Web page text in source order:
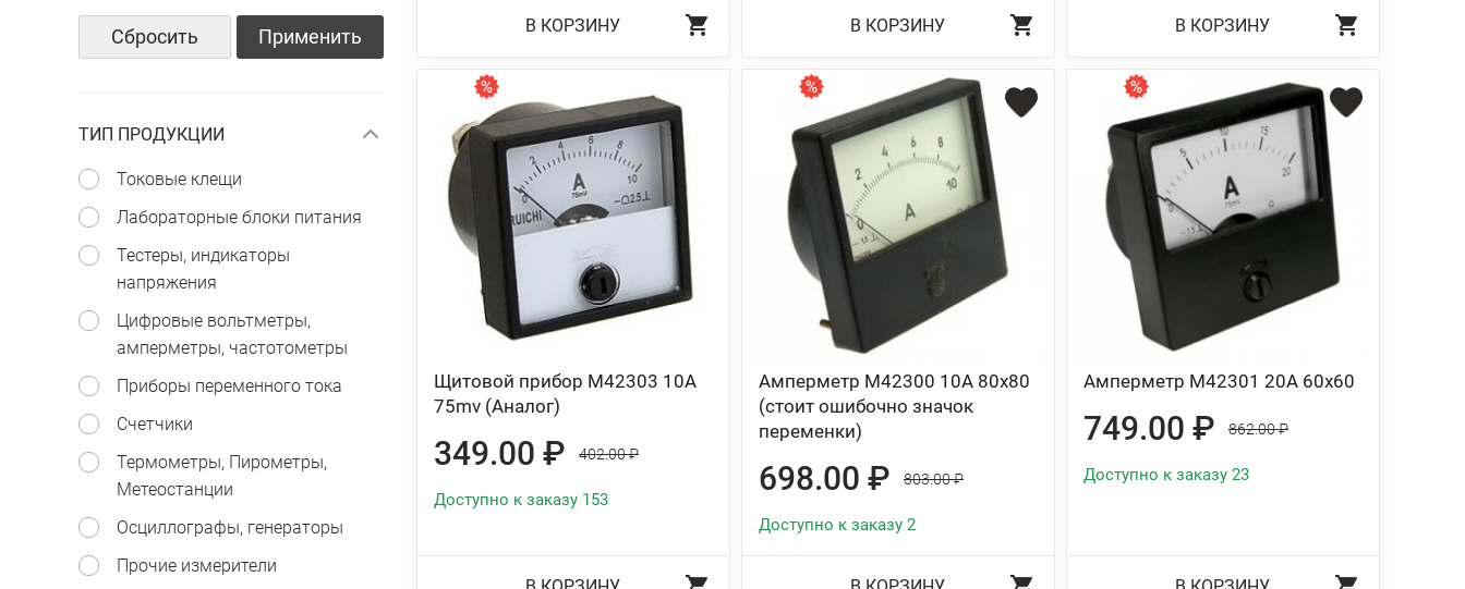
Сбросить Применить
ТИП ПРОДУКЦИИ
Токовые клещи
Лабораторные блоки питания
Тестеры, индикаторы
напряжения
Цифровые вольтметры,
амперметры, частотометры
Приборы переменного тока
Счетчики
Термометры, Пирометры,
Метеостанции
Осциллографы, генераторы
Прочие измерители
В КОРЗИНУ В КОРЗИНУ В КОРЗИНУ
Щитовой прибор М42303 10А
75mv (Аналог)
349.00 ₽ 402.00 ₽
Доступно к заказу 153
Амперметр М42300 10А 80x80
(стоит ошибочно значок
переменки)
698.00 ₽ 803.00 ₽
Доступно к заказу 2
Амперметр М42301 20А 60x60
749.00 ₽ 862.00 ₽
Доступно к заказу 23